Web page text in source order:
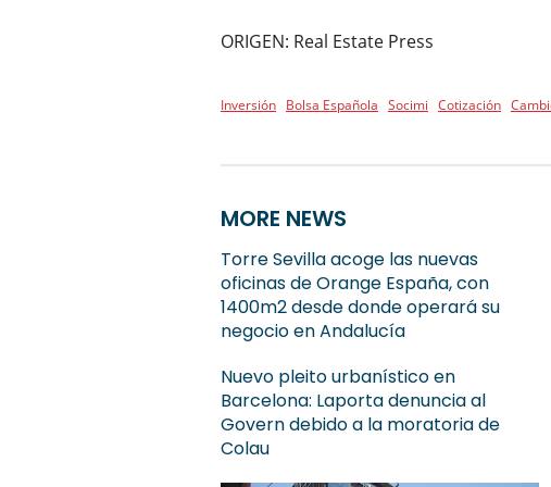
ORIGEN: Real Estate Press
Inversión Bolsa Española Socimi Cotización
MORE NEWS
Torre Sevilla acoge las nuevas
oficinas de Orange España, con
1400m2 desde donde operará su
negocio en Andalucía
Nuevo pleito urbanístico en
Barcelona: Laporta denuncia al
Govern debido a la moratoria de
Colau